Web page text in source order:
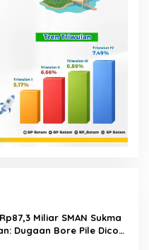
Miliar SMAN Sukma
Dugaan Bore Pile Dicor